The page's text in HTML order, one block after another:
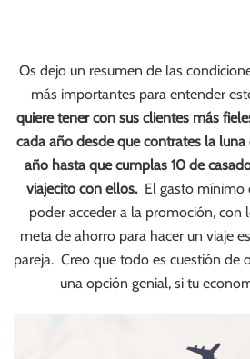
Os dejo un resumen de las
más importantes para entender
quiere tener con sus clientes más
cada año desde que contrates la
año hasta que cumplas 10 de
viajecito con ellos. El gasto mínimo
poder acceder a la promoción, con
meta de ahorro para hacer un viaje
pareja. Creo que todo es cuestión de
una opción genial, si tu